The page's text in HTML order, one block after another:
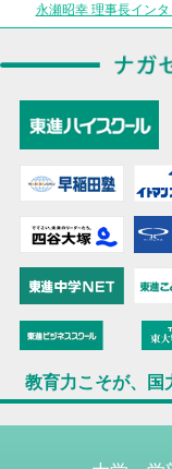
永瀬昭幸 理事長インタ
教育力こそが、国